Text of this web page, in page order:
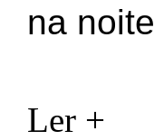
na
Ler +